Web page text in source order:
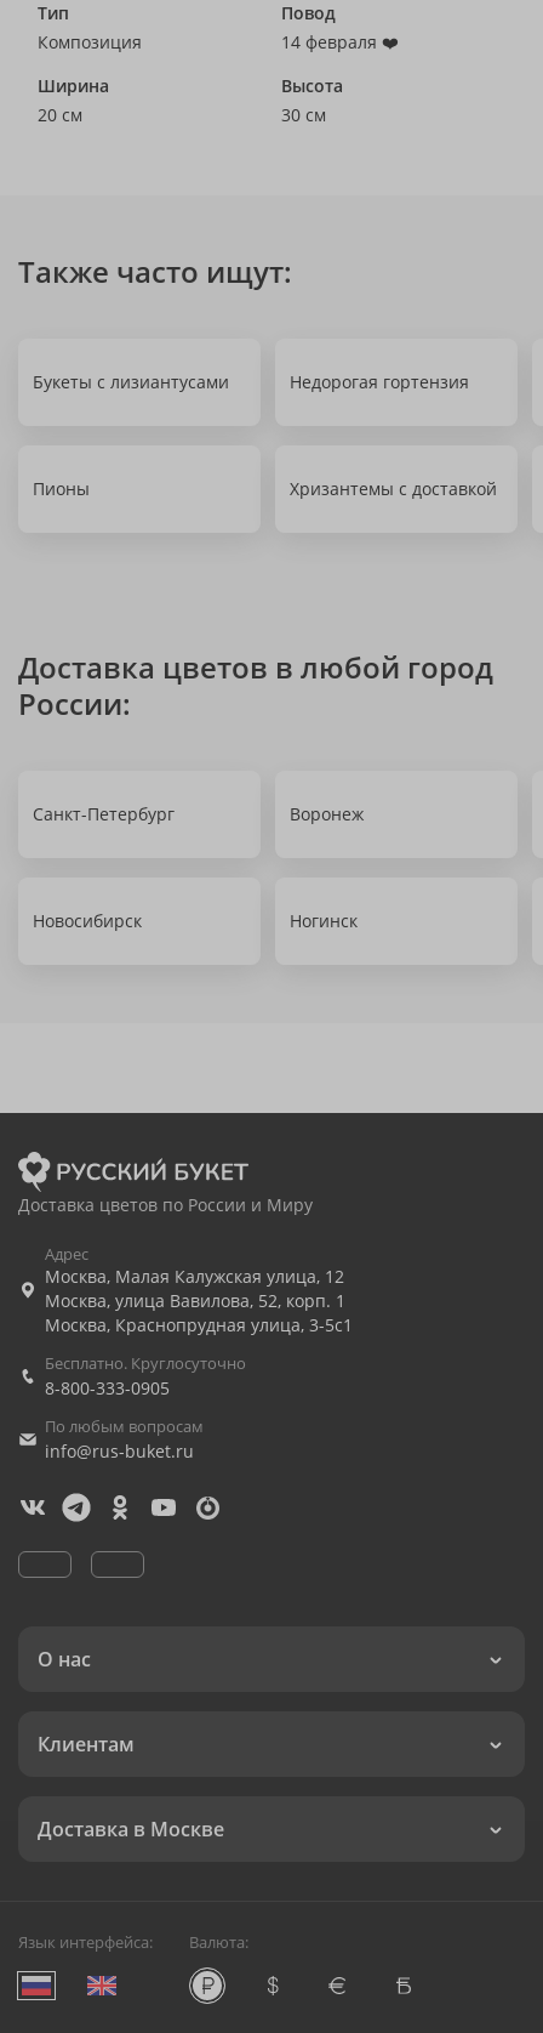
Тип
Композиция
Повод
14 февраля ❤️
Ширина
20 см
Высота
30 см
Также часто ищут:
Букеты с лизиантусами Недорогая гортензия
Пионы Хризантемы с доставкой
Доставка цветов в любой город
России:
Санкт-Петербург Воронеж
Новосибирск Ногинск
Доставка цветов по России и Миру
Адрес
Москва, Малая Калужская улица, 12
Москва, улица Вавилова, 52, корп. 1
Москва, Краснопрудная улица, 3-5с1
Бесплатно. Круглосуточно
8-800-333-0905
По любым вопросам
info@rus-buket.ru
О нас
Клиентам
Доставка в Москве
Язык интерфейса: Валюта: